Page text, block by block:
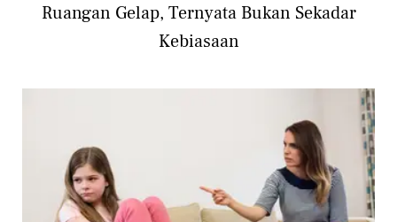
Ruangan Gelap, Ternyata Bukan Sekadar
Kebiasaan